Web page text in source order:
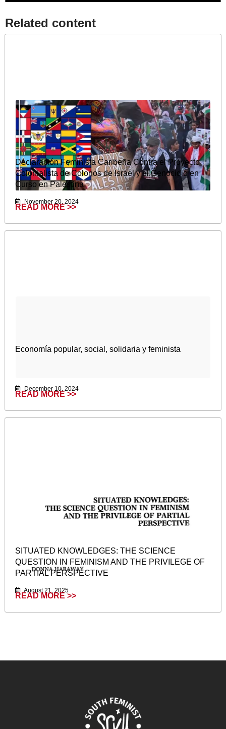
Related content​
Declaración Feminista Caribeña Contra el Proyecto
Colonialista de Colonos de Israel y el Genocidio en
Curso en Palestina
November 20, 2024
READ MORE >>
Economía popular, social, solidaria y feminista
December 10, 2024
READ MORE >>
SITUATED KNOWLEDGES: THE SCIENCE
QUESTION IN FEMINISM AND THE PRIVILEGE OF
PARTIAL PERSPECTIVE
August 21, 2025
READ MORE >>